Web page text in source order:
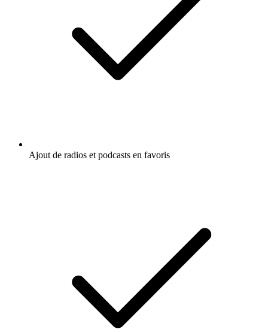
Ajout de radios et podcasts en favoris